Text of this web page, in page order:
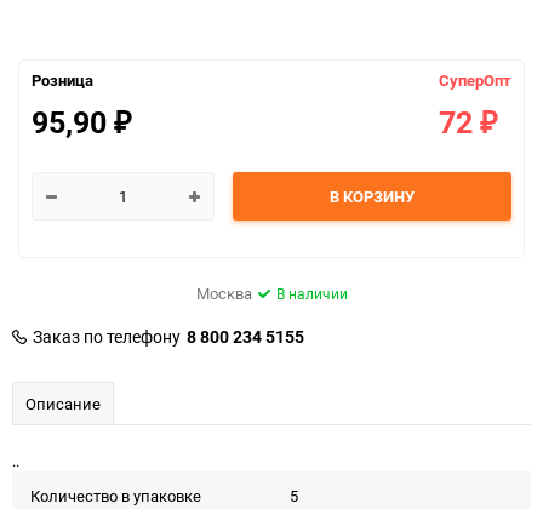
Розница
95,90 ₽
СуперОпт
72 ₽
В КОРЗИНУ
Москва В наличии
Заказ по телефону 8 800 234 5155
Описание
..
Количество в упаковке
5